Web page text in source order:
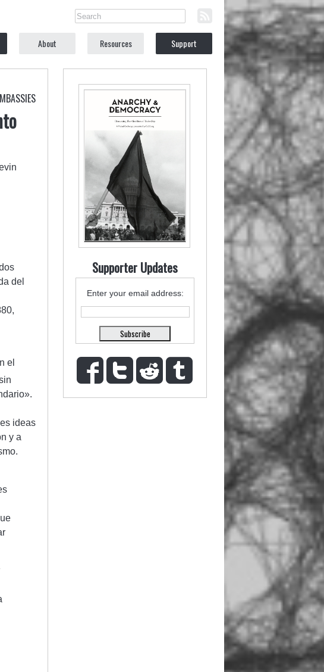
About Resources Support
del
el
ideas
y a
Supporter Updates
Enter your email address: